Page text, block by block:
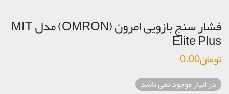
فشار سنج بازویی امرون (OMRON) مدل MIT
Elite Plus
تومان0.00
در انبار موجود نمی باشد